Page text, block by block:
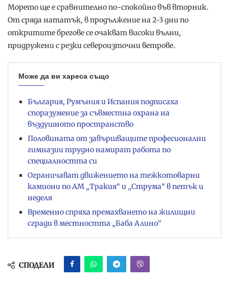
Морето ще е сравнително по-спокойно във вторник.
От сряда нататък, в продължение на 2-3 дни по
откритите брегове се очакват високи вълни,
придружени с резки североизточни ветрове.
Може да ви хареса също
България, Румъния и Испания подписаха
споразумение за съвместна охрана на
въздушното пространство
Половината от завършващите професионални
гимназии трудно намират работа по
специалността си
Ограничават движението на тежкотоварни
камиони по АМ „Тракия“ и „Струма“ в петък и
неделя
Временно спряха премахването на жилищни
сгради в местността „Баба Алино“
СПОДЕЛИ